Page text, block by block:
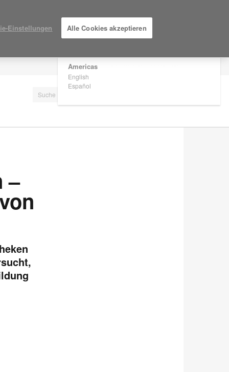
Are you in United States?
Americas
English
Español
–
Einstellungen Alle Cookies akzeptieren